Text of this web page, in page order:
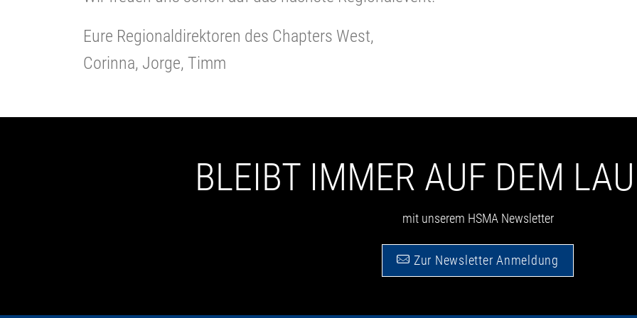
Eure Regionaldirektoren des Chapters West,
Corinna, Jorge, Timm
BLEIBT IMMER AUF DEM
mit unserem HSMA Newsletter
Zur Newsletter Anmeldung